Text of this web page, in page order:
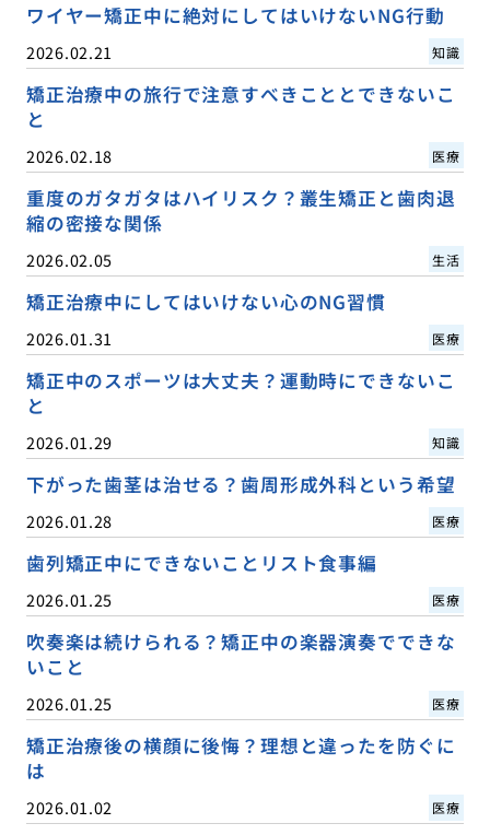
ワイヤー矯正中に絶対にしてはいけないNG行動
2026.02.21 知識
矯正治療中の旅行で注意すべきこととできないこ
と
2026.02.18 医療
重度のガタガタはハイリスク？叢生矯正と歯肉退
縮の密接な関係
2026.02.05 生活
矯正治療中にしてはいけない心のNG習慣
2026.01.31 医療
矯正中のスポーツは大丈夫？運動時にできないこ
と
2026.01.29 知識
下がった歯茎は治せる？歯周形成外科という希望
2026.01.28 医療
歯列矯正中にできないことリスト食事編
2026.01.25 医療
吹奏楽は続けられる？矯正中の楽器演奏でできな
いこと
2026.01.25 医療
矯正治療後の横顔に後悔？理想と違ったを防ぐに
は
2026.01.02 医療